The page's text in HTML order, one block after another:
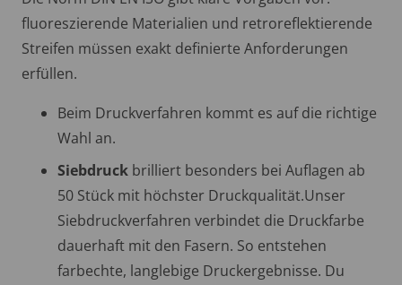
fluoreszierende Materialien und retroreflektierende
Streifen müssen exakt definierte Anforderungen
erfüllen.
Beim Druckverfahren kommt es auf die richtige
Wahl an.
Siebdruck brilliert besonders bei Auflagen ab
50 Stück mit höchster Druckqualität.Unser
Siebdruckverfahren verbindet die Druckfarbe
dauerhaft mit den Fasern. So entstehen
farbechte, langlebige Druckergebnisse. Du